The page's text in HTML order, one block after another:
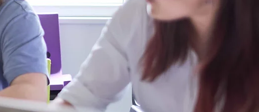
Maturitní projekt Pangolin